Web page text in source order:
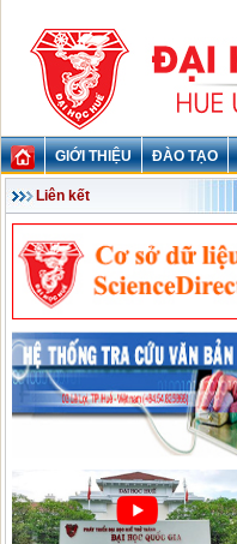
GIỚI THIỆU ĐÀO TẠO
Liên kết